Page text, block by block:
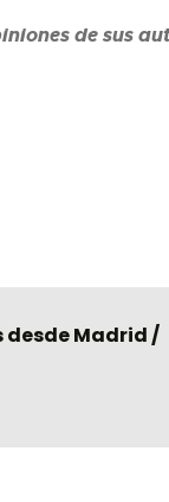
de sus
desde Madrid /